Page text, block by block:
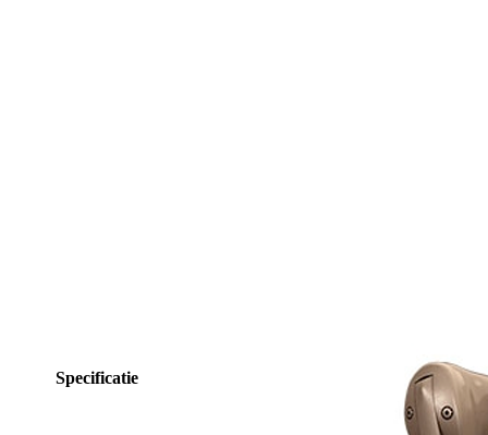
Specificatie